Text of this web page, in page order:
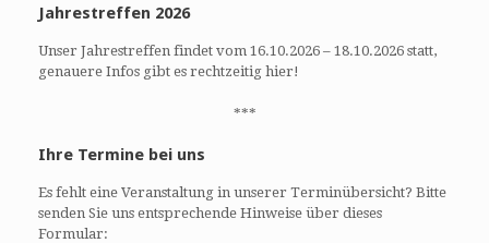
Jahrestreffen 2026
Unser Jahrestreffen findet vom 16.10.2026 – 18.10.2026 statt,
genauere Infos gibt es rechtzeitig hier!
***
Ihre Termine bei uns
Es fehlt eine Veranstaltung in unserer Terminübersicht? Bitte
senden Sie uns entsprechende Hinweise über dieses
Formular: